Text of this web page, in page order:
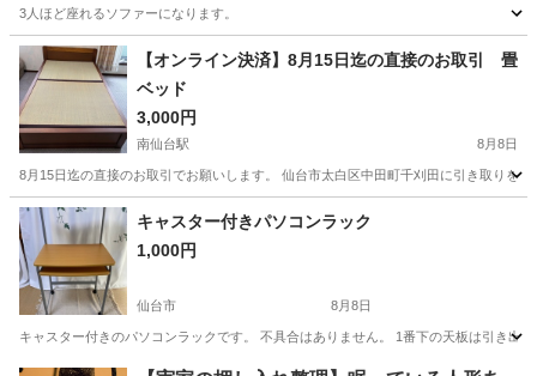
3人ほど座れるソファーになります。
宮城 仙台市 五橋駅 ソファ
【オンライン決済】8月15日迄の直接のお取引 畳
ベッド
3,000円
南仙台駅 8月8日
8月15日迄の直接のお取引でお願いします。 仙台市太白区中田町千刈田に引き取りを
宮城 仙台市 南仙台駅 ベッド
キャスター付きパソコンラック
1,000円
仙台市 8月8日
キャスター付きのパソコンラックです。 不具合はありません。 1番下の天板は引き出